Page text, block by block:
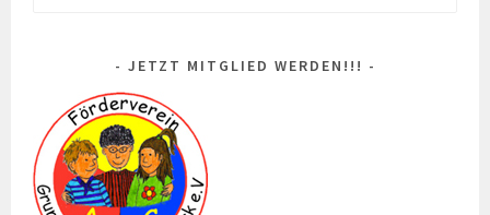
JETZT MITGLIED WERDEN!!!